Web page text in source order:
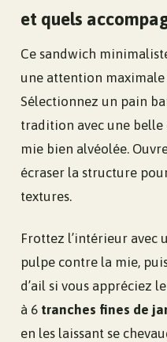
et quels
Ce sandwich
une attention
Sélectionnez un pain
tradition avec une
mie bien alvéolée.
écraser la structure
textures.
Frottez l’intérieur avec
pulpe contre la mie,
d’ail si vous appréciez
à 6 tranches fines de
en les laissant se